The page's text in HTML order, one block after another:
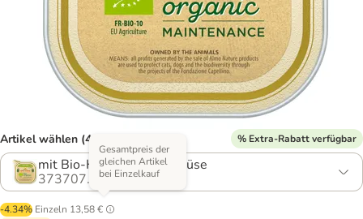
Artikel wählen (4 Varianten) % Extra-Rabatt verfügbar
mit Bio-Huhn & Bio-Gemüse
373707.0
-4.34% Einzeln 13,58 €
Gesamtpreis der
gleichen Artikel
bei Einzelkauf